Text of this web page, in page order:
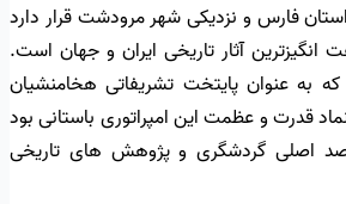
فارس و نزدیکی شهر مرودشت قرار دارد
آثار تاریخی ایران و جهان است.
به عنوان پایتخت تشریفاتی هخامنشیان
قدرت و عظمت این امپراتوری باستانی بود
اصلی گردشگری و پژوهش های تاریخی